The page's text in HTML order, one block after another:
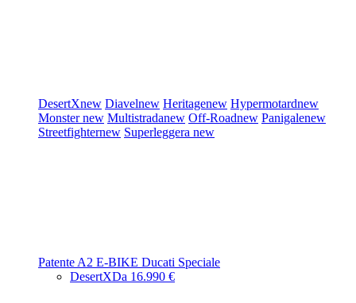
DesertXnew Diavelnew Heritagenew Hypermotardnew
Monsternew Multistradanew Off-Roadnew Panigalenew
Streetfighternew Superleggera new
Patente A2 E-BIKE Ducati Speciale
DesertXDa 16.990 €